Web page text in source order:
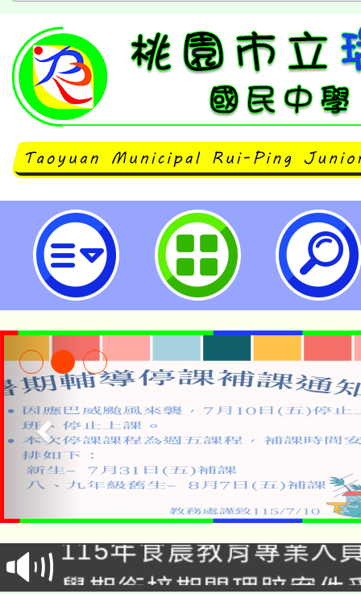
桃園市立瑞坪國民中學
淨零綠生活教案入校路
會
115年食農教育專業人
學期銜接期間理賠案件